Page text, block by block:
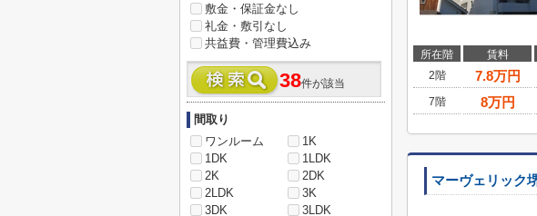
所在階 賃料
2階
7.8万円
7階
8万円
マーヴェリック
敷金・保証金なし
礼金・敷引なし
共益費・管理費込み
38件が該当
間取り
ワンルーム
1K
1DK
1LDK
2K
2DK
2LDK
3K
3DK
3LDK